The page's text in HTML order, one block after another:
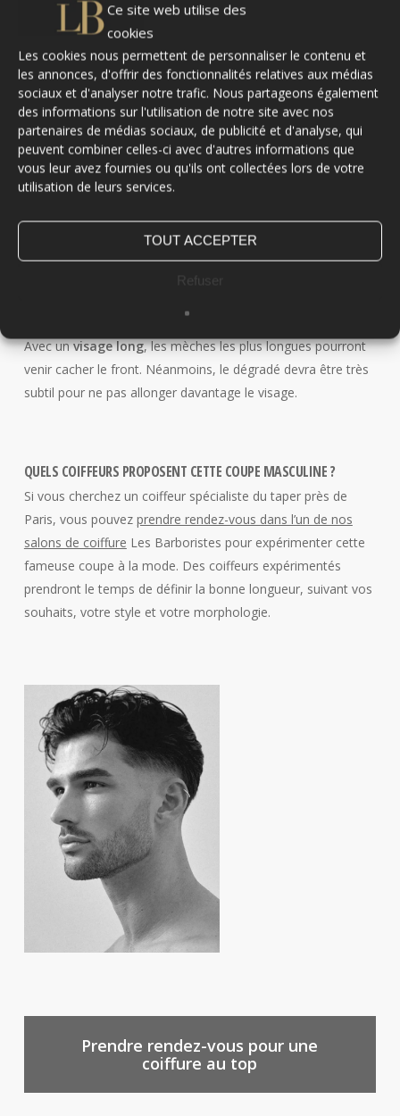
Ce site web utilise des
cookies
Les cookies nous permettent de personnaliser le contenu et
les annonces, d'offrir des fonctionnalités relatives aux médias
sociaux et d'analyser notre trafic. Nous partageons également
des informations sur l'utilisation de notre site avec nos
partenaires de médias sociaux, de publicité et d'analyse, qui
peuvent combiner celles-ci avec d'autres informations que
vous leur avez fournies ou qu'ils ont collectées lors de votre
utilisation de leurs services.
TOUT ACCEPTER
Refuser
pas chose aisée.
Le taper fait justement partie des coupes qui s’adaptent à
toutes les morphologies :visage ovale, mais aussi rond,
carré ou allongé. C’est une autre raison du succès de cette
coiffure pour les hommes.
Avec un visage rond, on peut se permettre de garder un
maximum de masse sur le dessus de la tête, afin d’allonger
Si levisage est carré, avec une mâchoire très marquée, les
longueurs sur le dessus du crâne permettront également
Avec unvisage long, les mèches les plus longues pourront
venir cacher le front. Néanmoins, le dégradé devra être très
subtil pour ne pas allonger davantage le visage.
QUELS COIFFEURS PROPOSENT CETTE COUPE MASCULINE ?
Si vous cherchez un coiffeur spécialiste du taper près de
Paris, vous pouvez prendre rendez-vous dans l’un de nos
salons de coiffure Les Barboristes pour expérimenter cette
fameuse coupe à la mode. Des coiffeurs expérimentés
prendront le temps de définir la bonne longueur, suivant vos
souhaits, votre style et votre morphologie.
Prendre rendez-vous pour une
coiffure au top